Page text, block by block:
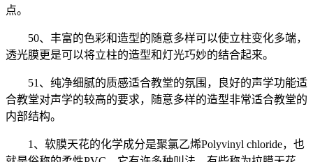
点。
50、丰富的色彩和造型的随意多样可以使立柱变化多端，
透光膜更是可以将立柱的造型和灯光巧妙的结合起来。
51、纯净细腻的质感适合教堂的氛围，良好的声学功能适
合教堂对声学的较高的要求，随意多样的造型非常适合教堂的
内部结构。
1、软膜天花的化学成分是聚氯乙烯Polyvinyl chloride，也